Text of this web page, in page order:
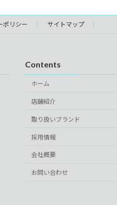
ポリシー サイトマップ
Contents
ホーム
店舗紹介
取り扱いブランド
採用情報
会社概要
お問い合わせ